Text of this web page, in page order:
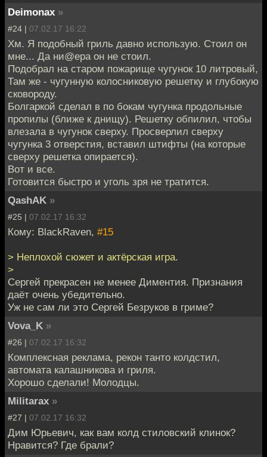
Deimonax »
#24 | 07.02.17 16:22
Хм. Я подобный гриль давно использую. Стоил он
мне... Да ни@ера он не стоил.
Подобрал на старом пожарище чугунок 10 литровый,
Там же - чугунную колосниковую решетку и глубокую
сковороду.
Болгаркой сделал в по бокам чугунка продольные
пропилы (ближе к днищу). Решетку обпилил, чтобы
влезала в чугунок сверху. Просверлил сверху
чугунка 3 отверстия, вставил штифты (на которые
сверху решетка опирается).
Вот и все.
Готовится быстро и уголь зря не тратится.
QashAK »
#25 | 07.02.17 16:32
Кому: BlackRaven, #15
> Неплохой сюжет и актёрская игра.
>
Сергей прекрасен не менее Диментия. Признания
даёт очень убедительно.
Уж не сам ли это Сергей Безруков в гриме?
Vova_K »
#26 | 07.02.17 16:32
Комплексная реклама, рекон танто колдстил,
автомата калашникова и гриля.
Хорошо сделали! Молодцы.
Militarax »
#27 | 07.02.17 16:32
Дим Юрьевич, как вам колд стиловский клинок?
Нравится? Где брали?